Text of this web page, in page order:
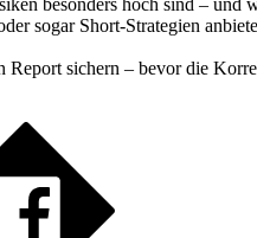
sogar Short-Strategien
Report sichern – bevor die